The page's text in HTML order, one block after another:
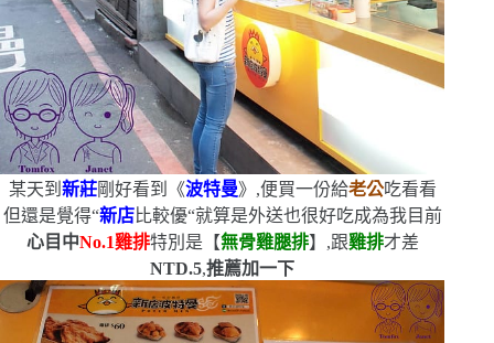
某天到 新莊剛好看到《波特曼》,便買一份給老公吃看看
但還是覺得“新店比較優“就算是外送也很好吃成為我目前
心目中No.1雞排特別是【無骨雞腿排】,跟雞排才差
NTD.5,推薦加一下